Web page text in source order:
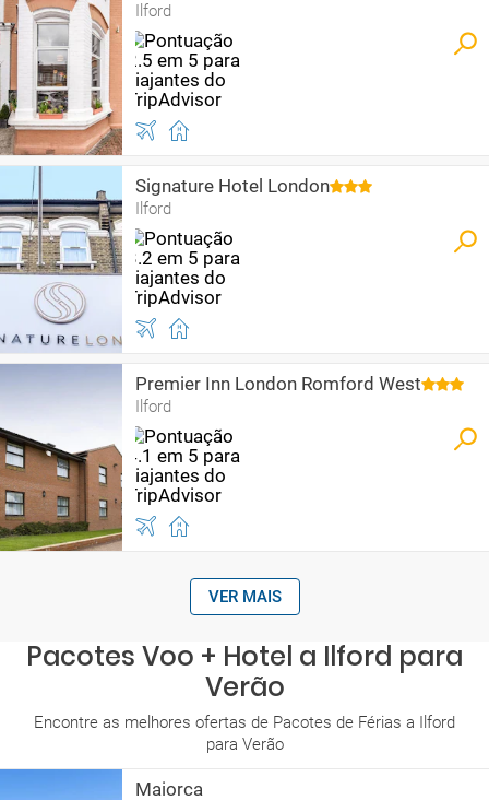
Ilford
Signature Hotel London
Ilford
Premier Inn London Romford West
Ilford
VER MAIS
Pacotes Voo + Hotel a Ilford para
Verão
Encontre as melhores ofertas de Pacotes de Férias a Ilford
para Verão
Maiorca